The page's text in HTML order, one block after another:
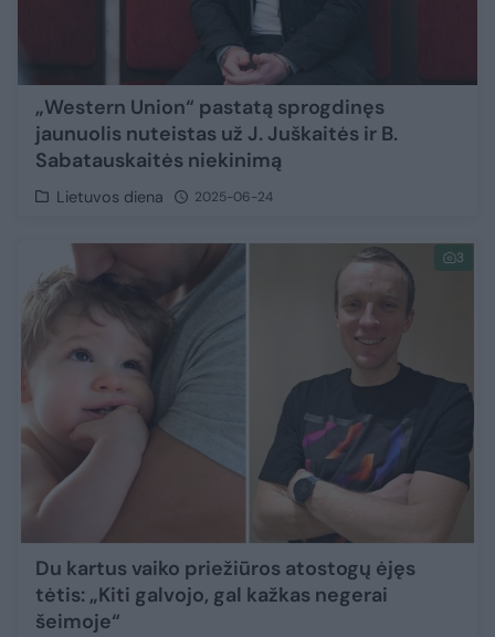
„Western Union“ pastatą sprogdinęs
jaunuolis nuteistas už J. Juškaitės ir B.
Sabatauskaitės niekinimą
Lietuvos diena 2025-06-24
3
Du kartus vaiko priežiūros atostogų ėjęs
tėtis: „Kiti galvojo, gal kažkas negerai
šeimoje“